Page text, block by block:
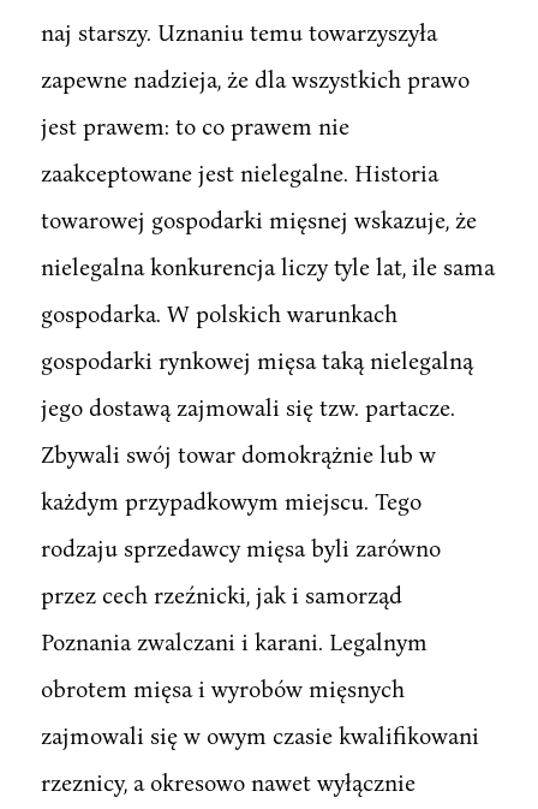
naj starszy. Uznaniu temu towarzyszyła
zapewne nadzieja, że dla wszystkich prawo
jest prawem: to co prawem nie
zaakceptowane jest nielegalne. Historia
towarowej gospodarki mięsnej wskazuje, że
nielegalna konkurencja liczy tyle lat, ile sama
gospodarka. W polskich warunkach
gospodarki rynkowej mięsa taką nielegalną
jego dostawą zajmowali się tzw. partacze.
Zbywali swój towar domokrążnie lub w
każdym przypadkowym miejscu. Tego
rodzaju sprzedawcy mięsa byli zarówno
przez cech rzeźnicki, jak i samorząd
Poznania zwalczani i karani. Legalnym
obrotem mięsa i wyrobów mięsnych
zajmowali się w owym czasie kwalifikowani
rzeznicy, a okresowo nawet wyłącznie